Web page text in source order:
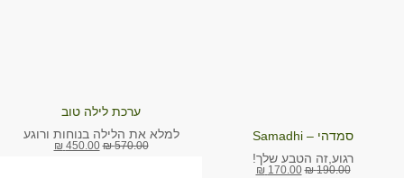
סמדהי – Samadhi
רגוע,זה הטבע שלך!
190.00
₪
170.00
₪
ערכת לילה טוב
למלא את הלילה בנוחות ורוגע
570.00
₪
450.00
₪